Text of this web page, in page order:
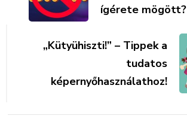
ígérete mögött?
„Kütyühiszti!” – Tippek a
tudatos
képernyőhasználathoz!